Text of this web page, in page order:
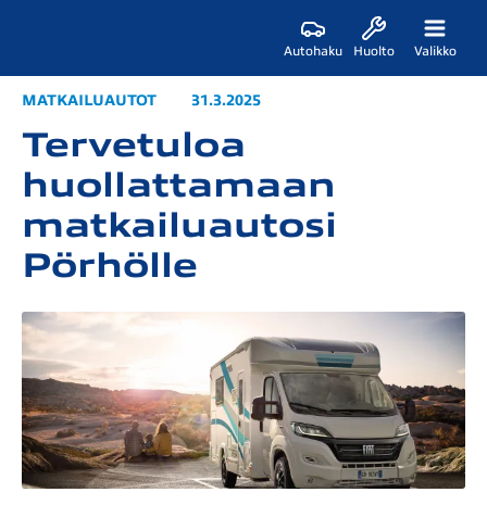
Autohaku Huolto Valikko
MATKAILUAUTOT 31.3.2025
Tervetuloa
huollattamaan
matkailuautosi
Pörhölle